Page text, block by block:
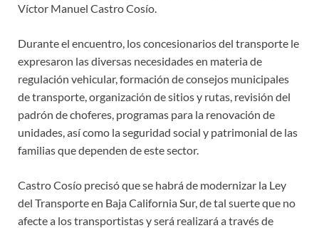
Víctor Manuel Castro Cosío.
Durante el encuentro, los concesionarios del transporte le
expresaron las diversas necesidades en materia de
regulación vehicular, formación de consejos municipales
de transporte, organización de sitios y rutas, revisión del
padrón de choferes, programas para la renovación de
unidades, así como la seguridad social y patrimonial de las
familias que dependen de este sector.
Castro Cosío precisó que se habrá de modernizar la Ley
del Transporte en Baja California Sur, de tal suerte que no
afecte a los transportistas y será realizará a través de